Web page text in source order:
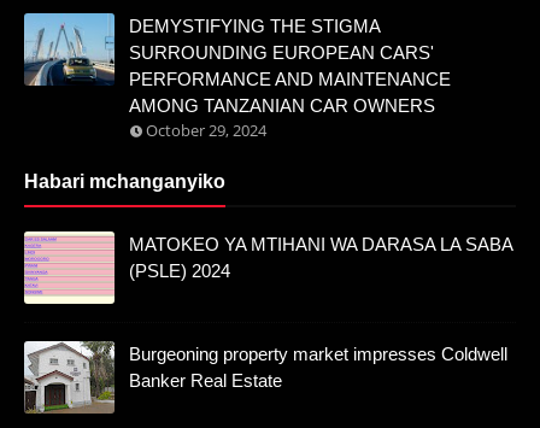
DEMYSTIFYING THE STIGMA
SURROUNDING EUROPEAN CARS'
PERFORMANCE AND MAINTENANCE
AMONG TANZANIAN CAR OWNERS
October 29, 2024
Habari mchanganyiko
MATOKEO YA MTIHANI WA DARASA LA SABA
(PSLE) 2024
Burgeoning property market impresses Coldwell
Banker Real Estate